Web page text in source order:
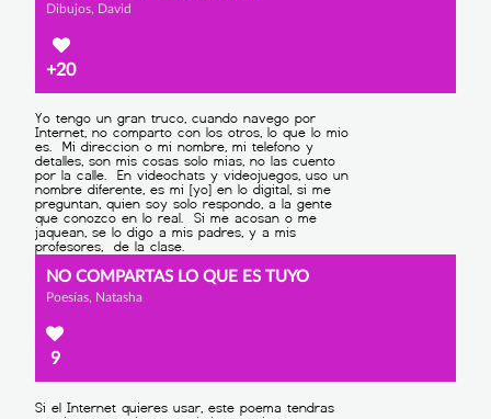
Dibujos, David
+20
NO COMPARTAS LO QUE ES TUYO
Poesías, Natasha
9